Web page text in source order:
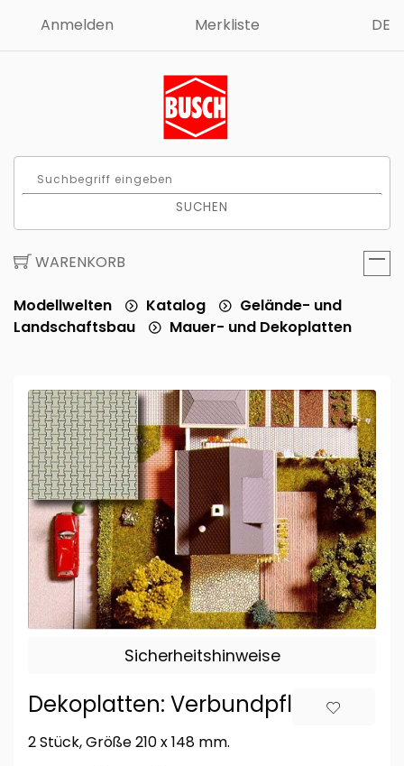
Anmelden Merkliste DE
SUCHEN
WARENKORB
Modellwelten Katalog
Gelände- und
Landschaftsbau
Mauer- und Dekoplatten
Sicherheitshinweise
Dekoplatten: Verbundpflaster
2 Stück, Größe 210 x 148 mm.